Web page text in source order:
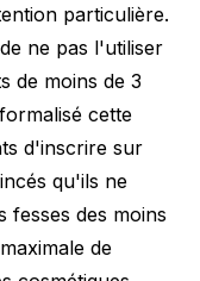
particulière.
ne pas l'utiliser
de moins de 3
cette
d'inscrire sur
qu'ils ne
fesses des moins
de